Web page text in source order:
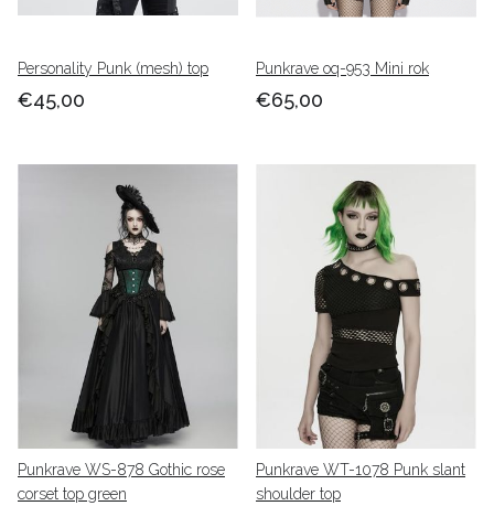
Personality Punk (mesh) top
€45,00
Punkrave oq-953 Mini rok
€65,00
Punkrave WS-878 Gothic rose
corset top green
Punkrave WT-1078 Punk slant
shoulder top